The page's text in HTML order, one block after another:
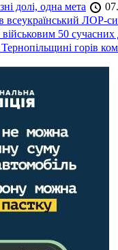
долі, одна мета
всеукраїнський ЛОР-
50
горів